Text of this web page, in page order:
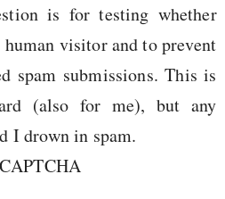
is for testing whether
human visitor and to prevent
spam submissions. This is
(also for me), but any
I drown in spam.
Geschäftsmodelle
Eine Million Dollar
Humble Indie Bundle
Zuletzt angezeigt: